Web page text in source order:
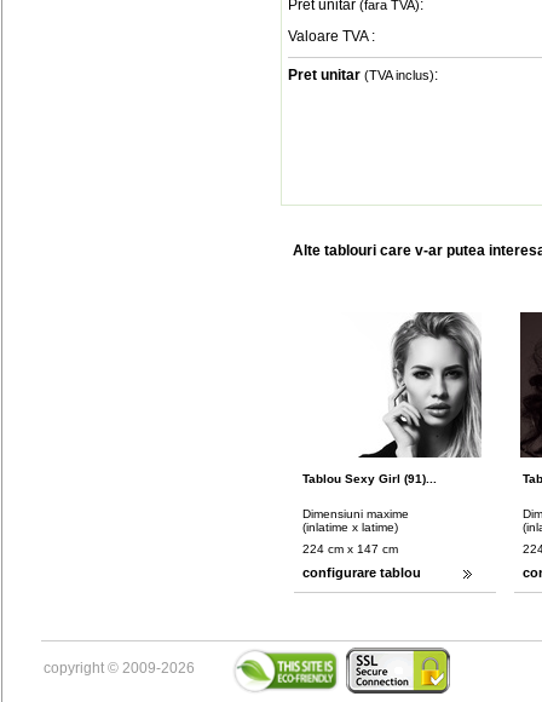
Pret unitar (fara TVA):
Valoare TVA :
Pret unitar (TVA inclus):
Alte tablouri care v-ar putea
Tablou Sexy Girl (91)...
Dimensiuni maxime
(inlatime x latime)
224 cm x 147 cm
configurare tablou
copyright © 2009-2026